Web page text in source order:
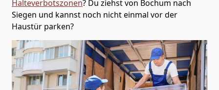
Halteverbotszonen? Du ziehst von Bochum nach
Siegen und kannst noch nicht einmal vor der
Haustür parken?